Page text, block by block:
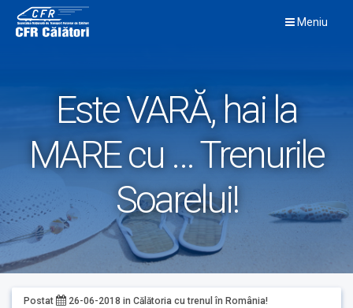
content
Meniu
Este VARĂ, hai la
MARE cu … Trenurile
Soarelui!
Postat 26-06-2018 in Călătoria cu trenul în România!